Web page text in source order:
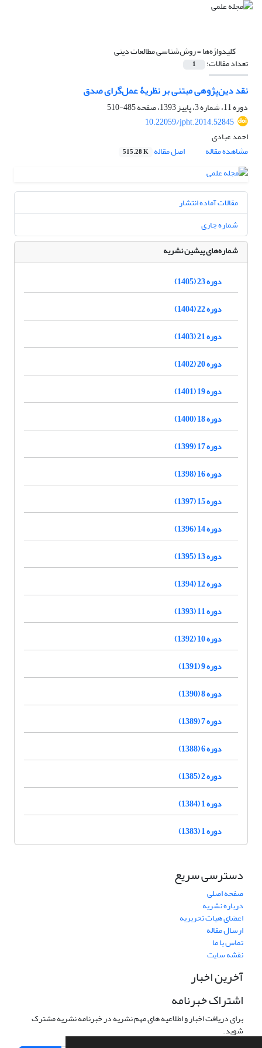
کلیدواژه‌ها =روش‌شناسی مطالعات دینی
تعداد مقالات: 1
نقد دین‌پژوهی مبتنی بر نظریۀ عمل‌گرای صدق
دوره 11، شماره 3، پاییز 1393، صفحه
485-510
10.22059/jpht.2014.52845
احمد عبادی
مشاهده مقاله
اصل مقاله 515.28 K
مقالات آماده انتشار
شماره جاری
شماره‌های پیشین نشریه
دوره 23 (1405)
دوره 22 (1404)
دوره 21 (1403)
دوره 20 (1402)
دوره 19 (1401)
دوره 18 (1400)
دوره 17 (1399)
دوره 16 (1398)
دوره 15 (1397)
دوره 14 (1396)
دوره 13 (1395)
دوره 12 (1394)
دوره 11 (1393)
دوره 10 (1392)
دوره 9 (1391)
دوره 8 (1390)
دوره 7 (1389)
دوره 6 (1388)
دوره 2 (1385)
دوره 1 (1384)
دوره 1 (1383)
دسترسی سریع
صفحه اصلی
درباره نشریه
اعضای هیات تحریریه
ارسال مقاله
تماس با ما
نقشه سایت
آخرین اخبار
اشتراک خبرنامه
برای دریافت اخبار و اطلاعیه های مهم نشریه در خبرنامه نشریه مشترک
شوید.